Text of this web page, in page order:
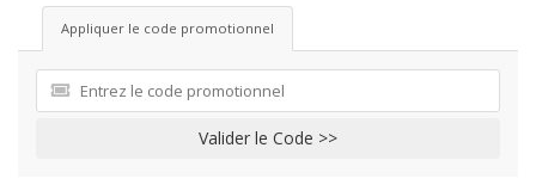
Appliquer le code promotionnel
Valider le Code >>